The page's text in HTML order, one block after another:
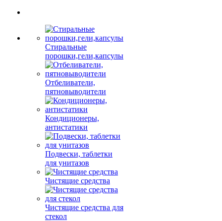
Стиральные
порошки,гели,капсулы
Отбеливатели,
пятновыводители
Кондиционеры,
антистатики
Подвески, таблетки
для унитазов
Чистящие средства
Чистящие средства для
стекол